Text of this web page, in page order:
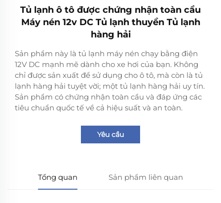
Tủ lạnh ô tô được chứng nhận toàn cầu
Máy nén 12v DC Tủ lạnh thuyền Tủ lạnh
hàng hải
Sản phẩm này là tủ lạnh máy nén chạy bằng điện
12V DC mạnh mẽ dành cho xe hơi của bạn. Không
chỉ được sản xuất để sử dụng cho ô tô, mà còn là tủ
lạnh hàng hải tuyệt vời; một tủ lạnh hàng hải uy tín.
Sản phẩm có chứng nhận toàn cầu và đáp ứng các
tiêu chuẩn quốc tế về cả hiệu suất và an toàn.
Yêu cầu
Tổng quan Sản phẩm liên quan